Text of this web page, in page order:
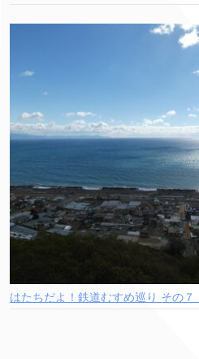
はたちだよ！鉄道むすめ巡り その７